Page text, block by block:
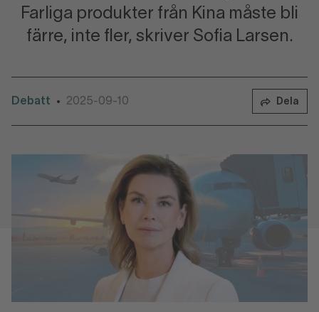
Farliga produkter från Kina måste bli
färre, inte fler, skriver Sofia Larsen.
Debatt • 2025-09-10 Dela